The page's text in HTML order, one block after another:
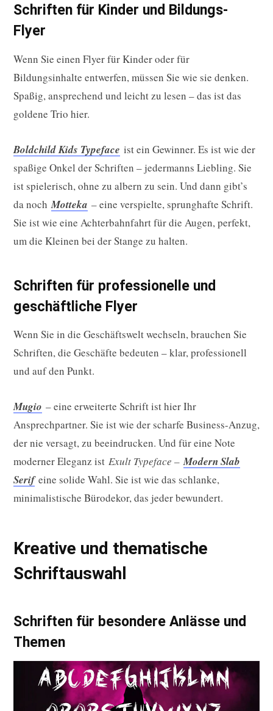
Schriften für Kinder und Bildungs-
Flyer
Wenn Sie einen Flyer für Kinder oder für
Bildungsinhalte entwerfen, müssen Sie wie sie denken.
Spaßig, ansprechend und leicht zu lesen – das ist das
goldene Trio hier.
Boldchild Kids Typeface ist ein Gewinner. Es ist wie der
spaßige Onkel der Schriften – jedermanns Liebling. Sie
ist spielerisch, ohne zu albern zu sein. Und dann gibt’s
da nochMotteka – eine verspielte, sprunghafte Schrift.
Sie ist wie eine Achterbahnfahrt für die Augen, perfekt,
um die Kleinen bei der Stange zu halten.
Schriften für professionelle und
geschäftliche Flyer
Wenn Sie in die Geschäftswelt wechseln, brauchen Sie
Schriften, die Geschäfte bedeuten – klar, professionell
und auf den Punkt.
Mugio – eine erweiterte Schrift ist hier Ihr
Ansprechpartner. Sie ist wie der scharfe Business-Anzug,
der nie versagt, zu beeindrucken. Und für eine Note
moderner Eleganz ist Exult Typeface –Modern Slab
Serifeine solide Wahl. Sie ist wie das schlanke,
minimalistische Bürodekor, das jeder bewundert.
Kreative und thematische
Schriftauswahl
Schriften für besondere Anlässe und
Themen